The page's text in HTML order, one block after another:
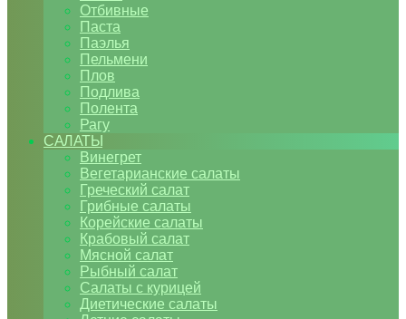
Отбивные
Паста
Паэлья
Пельмени
Плов
Подлива
Полента
Рагу
САЛАТЫ
Винегрет
Вегетарианские салаты
Греческий салат
Грибные салаты
Корейские салаты
Крабовый салат
Мясной салат
Рыбный салат
Салаты с курицей
Диетические салаты